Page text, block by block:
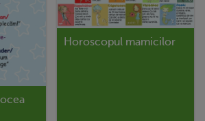
Horoscopul mamicilor